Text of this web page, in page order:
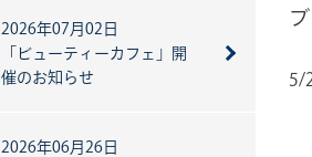
5/
2026年07月02日
「ビューティーカフェ」開
催のお知らせ
2026年06月26日